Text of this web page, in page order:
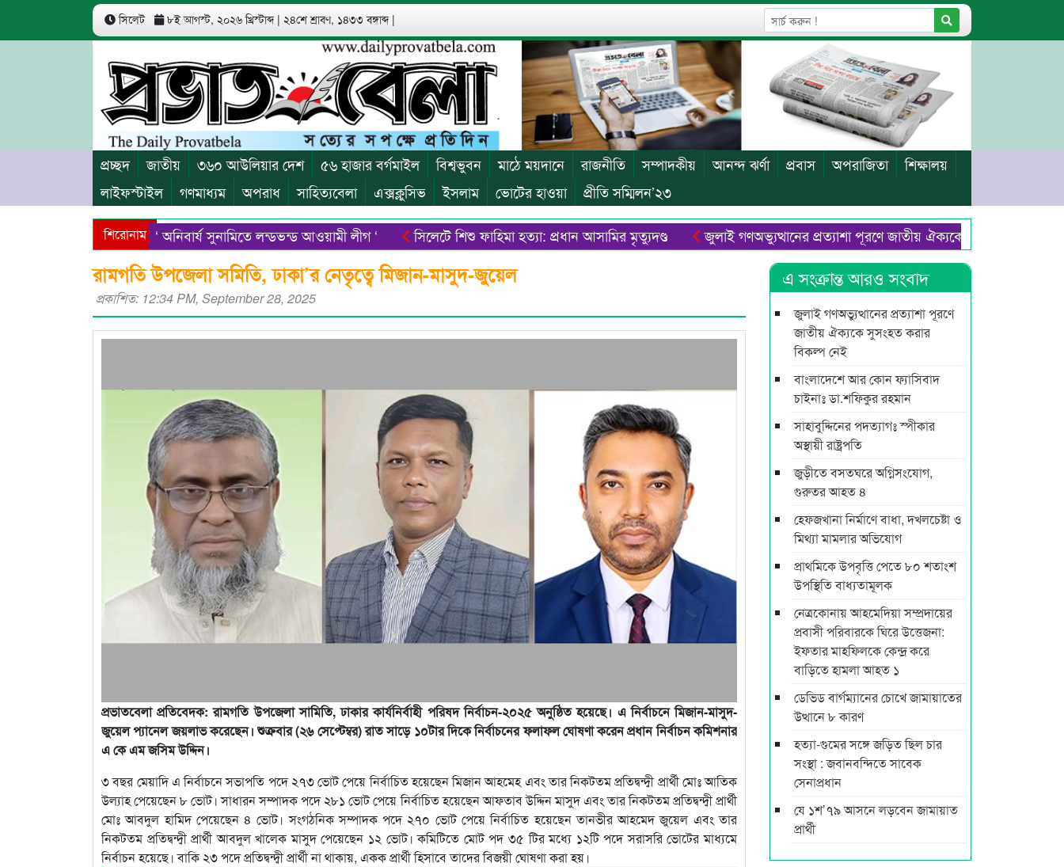
সিলেট ৮ই আগস্ট, ২০২৬ খ্রিস্টাব্দ | ২৪শে শ্রাবণ, ১৪৩৩ বঙ্গাব্দ |
প্রচ্ছদ জাতীয় ৩৬০ আউলিয়ার দেশ ৫৬ হাজার বর্গমাইল বিশ্বভুবন মাঠে ময়দানে রাজনীতি সম্পাদকীয় আনন্দ ঝর্ণা প্রবাস অপরাজিতা
শিক্ষালয়
লাইফস্টাইল
গণমাধ্যম অপরাধ সাহিত্যবেলা এক্সক্লুসিভ ইসলাম ভোটের হাওয়া প্রীতি সম্মিলন’২৩
শিরোনাম
‘ অনিবার্য সুনামিতে লন্ডভন্ড আওয়ামী লীগ ‘ সিলেটে শিশু ফাহিমা হত্যা: প্রধান আসামির মৃত্যুদণ্ড
জুলাই গণঅভ্যুত্থানের প্রত্যাশা পূরণে জাতীয় ঐক্যকে সুসংহত করার বিকল্প
সিলেটের নতুন ডিসি রেজা হাসান
সিলেটে ব্যতিক্রমধর্মী ক্যাম্পেইন বিজিবি’র সুরঞ্জিত হত্যাচেষ্টা মামলায় আরিফ-বাবর-গৌছসহ খালাস ৯ : একজনের মৃত্যুদণ্ড
রামগতি উপজেলা সমিতি, ঢাকা’র নেতৃত্বে মিজান-মাসুদ-জুয়েল
প্রকাশিত: 12:34 PM, September 28, 2025
প্রভাতবেলা প্রতিবেদক: রামগতি উপজেলা সামিতি, ঢাকার কার্যনির্বাহী পরিষদ নির্বাচন-২০২৫ অনুষ্ঠিত হয়েছে। এ নির্বাচনে মিজান-মাসুদ-
জুয়েল প্যানেল জয়লাভ করেছেন। শুক্রবার (২৬ সেপ্টেম্বর) রাত সাড়ে ১০টার দিকে নির্বাচনের ফলাফল ঘোষণা করেন প্রধান নির্বাচন কমিশনার
এ কে এম জসিম উদ্দিন।
৩ বছর মেয়াদি এ নির্বাচনে সভাপতি পদে ২৭৩ ভোট পেয়ে নির্বাচিত হয়েছেন মিজান আহমেহ এবং তার নিকটতম প্রতিদ্বন্দ্বী প্রার্থী মোঃ আতিক
উল্যাহ পেয়েছেন ৮ ভোট। সাধারন সম্পাদক পদে ২৮১ ভোট পেয়ে নির্বাচিত হয়েছেন আফতাব উদ্দিন মাসুদ এবং তার নিকটতম প্রতিদ্বন্দ্বী প্রার্থী
মোঃ আবদুল হামিদ পেয়েছেন ৪ ভোট। সংগঠনিক সম্পাদক পদে ২৭০ ভোট পেয়ে নির্বাচিত হয়েছেন তানভীর আহমেদ জুয়েল এবং তার
নিকটতম প্রতিদ্বন্দ্বী প্রার্থী আবদুল খালেক মাসুদ পেয়েছেন ১২ ভোট। কমিটিতে মোট পদ ৩৫ টির মধ্যে ১২টি পদে সরাসরি ভোটের মাধ্যমে
নির্বাচন হয়েছে। বাকি ২৩ পদে প্রতিদ্বন্দ্বী প্রার্থী না থাকায়, একক প্রার্থী হিসাবে তাদের বিজয়ী ঘোষণা করা হয়।
এ সংক্রান্ত আরও সংবাদ
জুলাই গণঅভ্যুত্থানের প্রত্যাশা পূরণে
জাতীয় ঐক্যকে সুসংহত করার
বিকল্প নেই
বাংলাদেশে আর কোন ফ্যাসিবাদ
চাইনাঃ ডা.শফিকুর রহমান
সাহাবুদ্দিনের পদত্যাগঃ স্পীকার
অস্থায়ী রাষ্ট্রপতি
জুড়ীতে বসতঘরে অগ্নিসংযোগ,
গুরুতর আহত ৪
হেফজখানা নির্মাণে বাধা, দখলচেষ্টা ও
মিথ্যা মামলার অভিযোগ
প্রাথমিকে উপবৃত্তি পেতে ৮০ শতাংশ
উপস্থিতি বাধ্যতামূলক
নেত্রকোনায় আহমেদিয়া সম্প্রদায়ের
প্রবাসী পরিবারকে ঘিরে উত্তেজনা:
ইফতার মাহফিলকে কেন্দ্র করে
বাড়িতে হামলা আহত ১
ডেভিড বার্গম্যানের চোখে জামায়াতের
উত্থানে ৮ কারণ
হত্যা-গুমের সঙ্গে জড়িত ছিল চার
সংস্থা : জবানবন্দিতে সাবেক
সেনাপ্রধান
যে ১শ’৭৯ আসনে লড়বেন জামায়াত
প্রার্থী